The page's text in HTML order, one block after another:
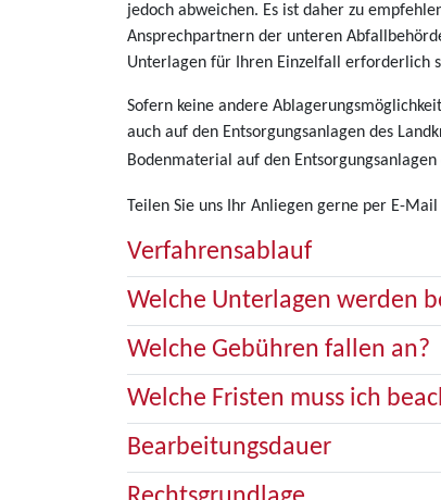
jedoch abweichen. Es ist daher zu
Ansprechpartnern der unteren
Unterlagen für Ihren Einzelfall erforderlich
Sofern keine andere
auch auf den Entsorgungsanlagen des
Bodenmaterial auf den
Teilen Sie uns Ihr Anliegen gerne per E-Mail
Verfahrensablauf
Welche Unterlagen werden
Welche Gebühren fallen an?
Welche Fristen muss ich
Bearbeitungsdauer